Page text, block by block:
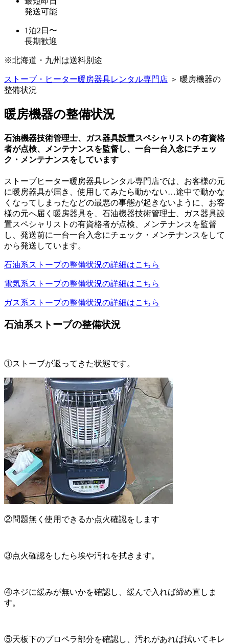
発送可能
1泊2日〜
長期歓迎
※北海道・九州は送料別途
ストーブ・ヒーター暖房器具レンタル専門店 ＞ 暖房機器の
整備状況
暖房機器の整備状況
石油機器技術管理士、ガス器具設置スペシャリストの有資格
者が点検、メンテナンスを監督し、一台一台入念にチェッ
ク・メンテナンスをしています
ストーブヒーター暖房器具レンタル専門店では、お客様の元
に暖房器具が届き、使用してみたら動かない…途中で動かな
くなってしまったなどの最悪の事態が起きないように、お客
様の元へ届く暖房器具を、石油機器技術管理士、ガス器具設
置スペシャリストの有資格者が点検、メンテナンスを監督
し、発送前に一台一台入念にチェック・メンテナンスをして
から発送しています。
石油系ストーブの整備状況の詳細はこちら
電気系ストーブの整備状況の詳細はこちら
ガス系ストーブの整備状況の詳細はこちら
石油系ストーブの整備状況
①ストーブが返ってきた状態です。
②問題無く使用できるか点火確認をします
③点火確認をしたら埃や汚れを拭きます。
④ネジに緩みが無いかを確認し、緩んで入れば締め直しま
す。
⑤天板下のプロペラ部分を確認し、汚れがあれば拭いてキレ